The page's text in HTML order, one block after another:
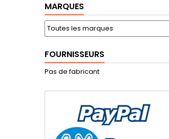
MARQUES
FOURNISSEURS
Pas de fabricant